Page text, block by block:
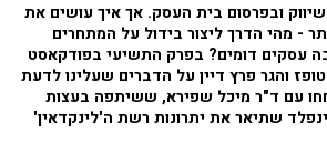
ובפרסום בית העסק. אך איך עושים את
- מהי הדרך ליצור בידול על המתחרים
עסקים דומים? בפרק התשיעי בפודקאסט
והגר פרץ דיין על הדברים שעלינו לדעת
עם ד"ר מיכל שפירא, ששיתפה בעצות
שתיאר את יתרונות רשת ה'לינקדאין'